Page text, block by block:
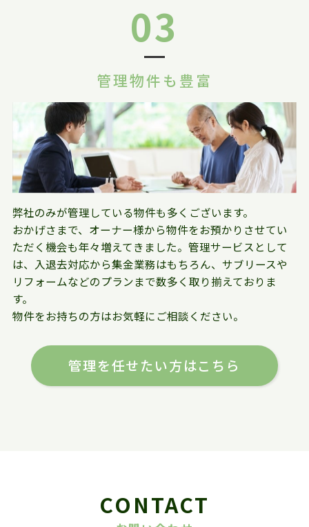
03
管理物件も豊富
弊社のみが管理している物件も多くございます。
おかげさまで、オーナー様から物件をお預かりさせてい
ただく機会も年々増えてきました。管理サービスとして
は、入退去対応から集金業務はもちろん、サブリースや
リフォームなどのプランまで数多く取り揃えておりま
す。
物件をお持ちの方はお気軽にご相談ください。
管理を任せたい方はこちら
CONTACT